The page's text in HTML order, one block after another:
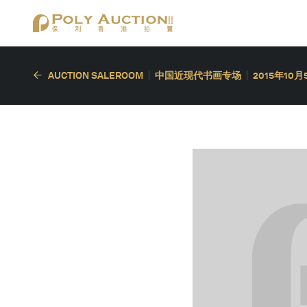
AUCTION SALEROOM 中国近现代书画专场 2015年10月